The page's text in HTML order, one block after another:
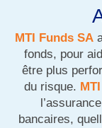
MTI Funds SA
fonds, pour
être plus
du risque.
bancaires,